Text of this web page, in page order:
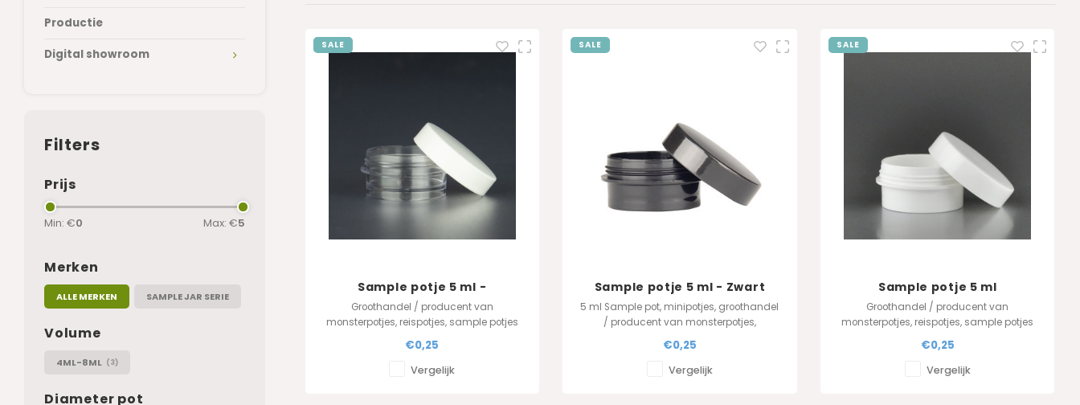
Productie
Digital showroom
Filters
Prijs
Min: €0 Max: €5
Merken
ALLE MERKEN SAMPLE JAR SERIE
Volume
4ML-8ML (3)
Diameter pot
SALE
Sample potje 5 ml -
transparant
Groothandel / producent van
monsterpotjes, reispotjes, sample potjes
in PP.
€0,25
Vergelijk
SALE
Sample potje 5 ml - Zwart
5 ml Sample pot, minipotjes, groothandel
/ producent van monsterpotjes,
reispotjes, sample potjes in PP.
€0,25
Vergelijk
SALE
Sample potje 5 ml
Groothandel / producent van
monsterpotjes, reispotjes, sample potjes
in PP.
€0,25
Vergelijk